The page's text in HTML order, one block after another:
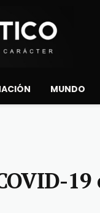
MUNDO
19